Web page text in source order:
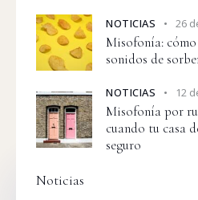
NOTICIAS 26
Misofonía:
sonidos de
NOTICIAS 12
Misofonía por
cuando tu casa
seguro
Noticias